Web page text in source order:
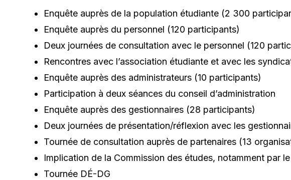
Enquête auprès de la population étudiante (2 300
Enquête auprès du personnel (120 participants)
Deux journées de consultation avec le personnel (120
Rencontres avec l’association étudiante et avec les
Enquête auprès des administrateurs (10 participants)
Participation à deux séances du conseil d’administration
Enquête auprès des gestionnaires (28 participants)
Deux journées de présentation/réflexion avec les
Tournée de consultation auprès de partenaires (13
Implication de la Commission des études, notamment par
Tournée DÉ-DG